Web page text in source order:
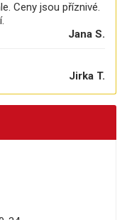
Ceny jsou příznivé.
Jana S.
Jirka T.